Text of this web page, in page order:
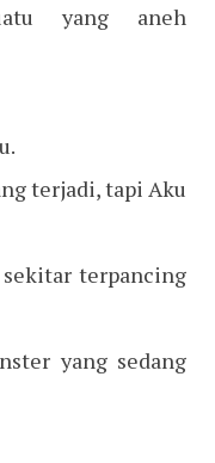
yang aneh
terjadi, tapi Aku
terpancing
yang sedang